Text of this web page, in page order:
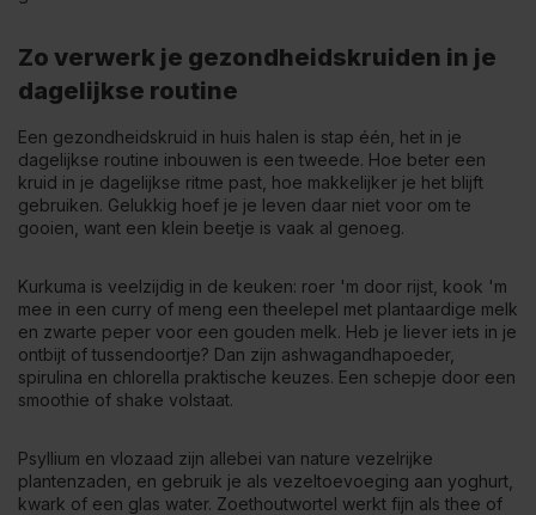
Zo verwerk je gezondheidskruiden in je
dagelijkse routine
Een gezondheidskruid in huis halen is stap één, het in je
dagelijkse routine inbouwen is een tweede. Hoe beter een
kruid in je dagelijkse ritme past, hoe makkelijker je het blijft
gebruiken. Gelukkig hoef je je leven daar niet voor om te
gooien, want een klein beetje is vaak al genoeg.
Kurkuma is veelzijdig in de keuken: roer 'm door rijst, kook 'm
mee in een curry of meng een theelepel met plantaardige melk
en zwarte peper voor een gouden melk. Heb je liever iets in je
ontbijt of tussendoortje? Dan zijn ashwagandhapoeder,
spirulina en chlorella praktische keuzes. Een schepje door een
smoothie of shake volstaat.
Psyllium en vlozaad zijn allebei van nature vezelrijke
plantenzaden, en gebruik je als vezeltoevoeging aan yoghurt,
kwark of een glas water. Zoethoutwortel werkt fijn als thee of